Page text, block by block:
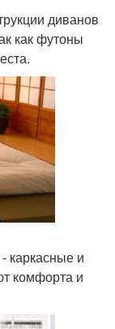
диванов
как футоны
каркасные и
комфорта и